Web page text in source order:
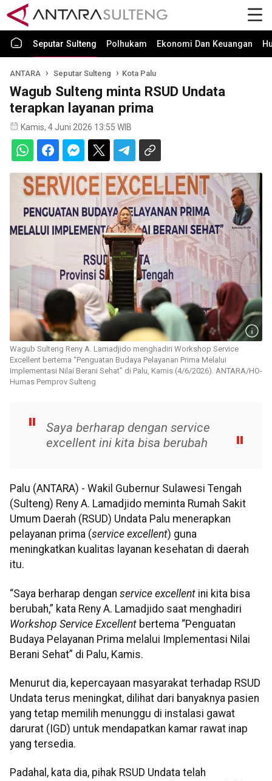
Seputar Sulteng Polhukam Ekonomi Dan Keuangan
ANTARA Seputar Sulteng Kota Palu
Wagub Sulteng minta RSUD Undata
terapkan layanan prima
Kamis, 4 Juni 2026 13:55 WIB
Wagub Sulteng Reny A. Lamadjido menghadiri Workshop Service
Excellent bertema “Penguatan Budaya Pelayanan Prima Melalui
Implementasi Nilai Berani Sehat” di Palu, Kamis (4/6/2026). ANTARA/HO-
Humas Pemprov Sulteng
Saya berharap dengan service
excellent ini kita bisa berubah
Palu (ANTARA) - Wakil Gubernur Sulawesi Tengah
(Sulteng) Reny A. Lamadjido meminta Rumah Sakit
Umum Daerah (RSUD) Undata Palu menerapkan
pelayanan prima (service excellent) guna
meningkatkan kualitas layanan kesehatan di daerah
itu.
“Saya berharap dengan service excellent ini kita bisa
berubah,” kata Reny A. Lamadjido saat menghadiri
Workshop Service Excellent bertema “Penguatan
Budaya Pelayanan Prima melalui Implementasi Nilai
Berani Sehat” di Palu, Kamis.
Menurut dia, kepercayaan masyarakat terhadap RSUD
Undata terus meningkat, dilihat dari banyaknya pasien
yang tetap memilih menunggu di instalasi gawat
darurat (IGD) untuk mendapatkan kamar rawat inap
yang tersedia.
Padahal, kata dia, pihak RSUD Undata telah